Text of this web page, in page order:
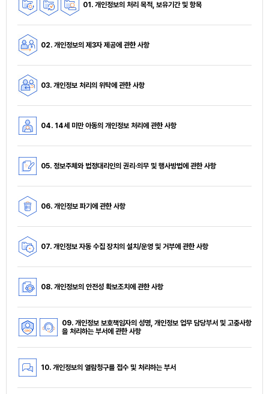
01. 개인정보의 처리 목적, 보유기간 및 항목
02. 개인정보의 제3자 제공에 관한 사항
03. 개인정보 처리의 위탁에 관한 사항
04. 14세 미만 아동의 개인정보 처리에 관한 사항
05. 정보주체와 법정대리인의 권리·의무 및 행사방법에 관한 사항
06. 개인정보 파기에 관한 사항
07. 개인정보 자동 수집 장치의 설치/운영 및 거부에 관한 사항
08. 개인정보의 안전성 확보조치에 관한 사항
09. 개인정보 보호책임자의 성명, 개인정보 업무 담당부서 및 고충사항
을 처리하는 부서에 관한 사항
10. 개인정보의 열람청구를 접수 및 처리하는 부서